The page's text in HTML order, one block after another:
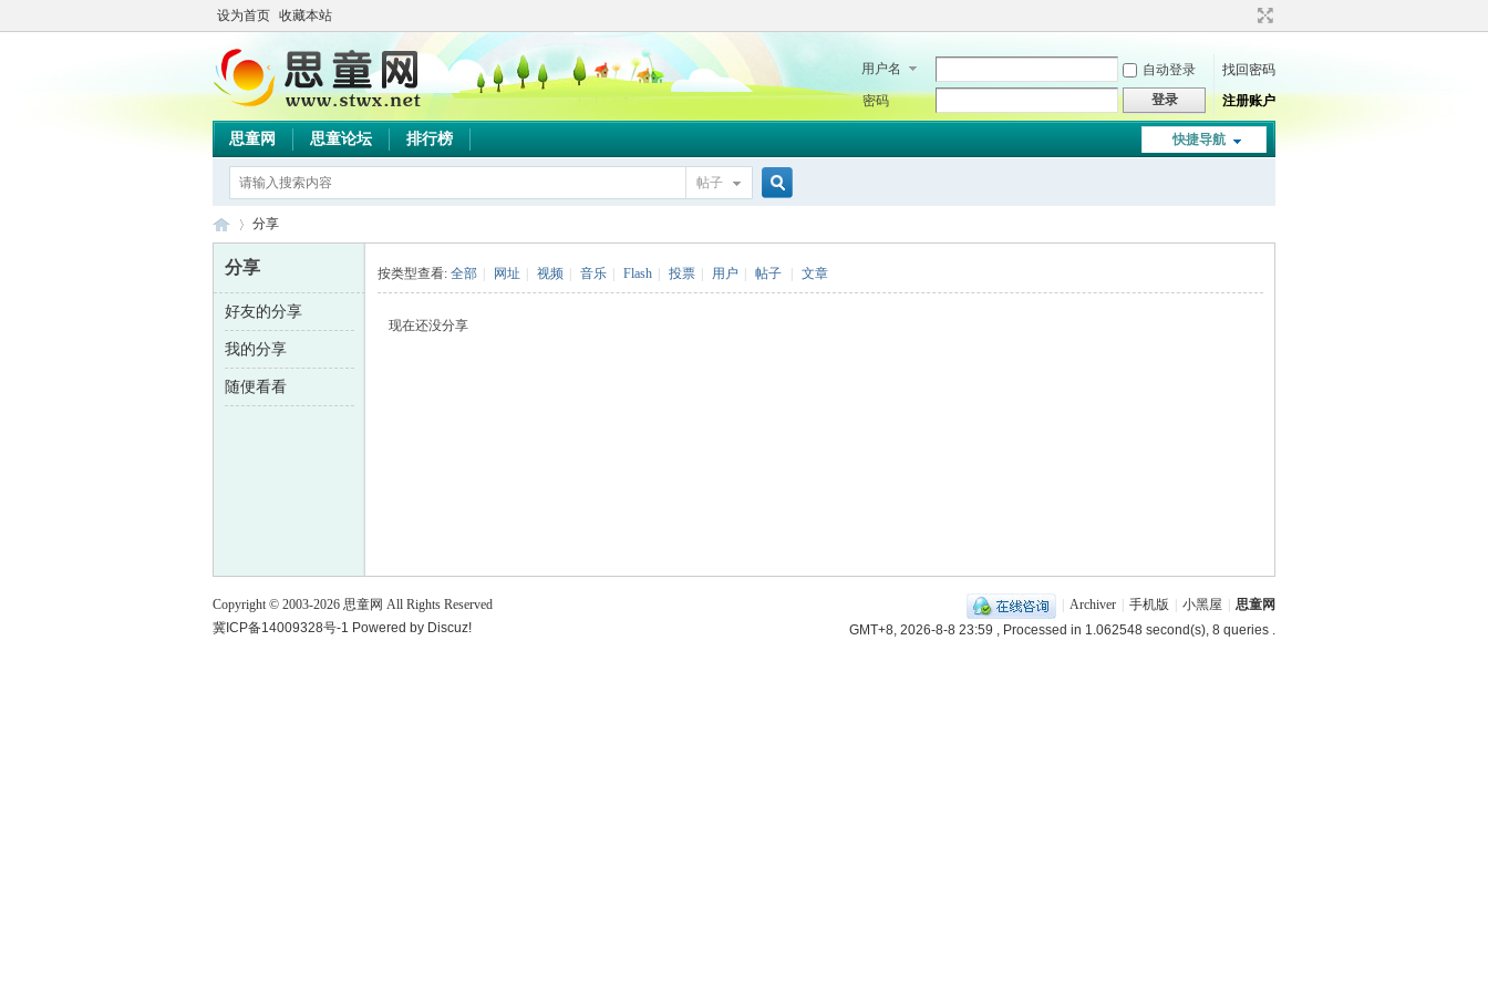
设为首页 收藏本站
用户名 自动登录
找回密码
密码
登录 注册账户
快捷导航
思童网 思童论坛 排行榜
帖子
思 ›
分享
分享
好友的分享
我的分享
随便看看
按类型查看: 全部 网址 视频 音乐 Flash 投票 用户 帖子 文章
现在还没分享
Archiver 手机版 小黑屋
思童网
GMT+8, 2026-8-8 23:59 , Processed in 1.062548 second(s), 8 queries .
Copyright © 2003-2026 思童网 All Rights Reserved
冀ICP备14009328号-1 Powered by Discuz!